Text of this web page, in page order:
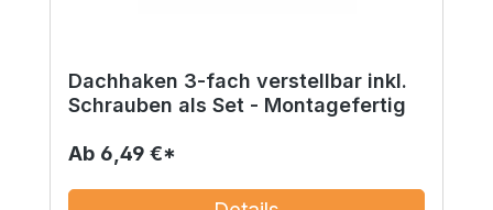
Dachhaken 3-fach verstellbar inkl.
Schrauben als Set - Montagefertig
Ab 6,49 €*